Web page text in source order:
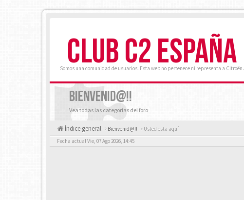
CLUB C2 ESPAÑA
Somos una comunidad de usuarios. Esta web no pertenece ni representa a Citroën.
BIENVENID@!!
Vea todas las categorías del foro
Índice general Bienvenid@!! « Usted esta aquí
Fecha actual Vie, 07 Ago 2026, 14:45